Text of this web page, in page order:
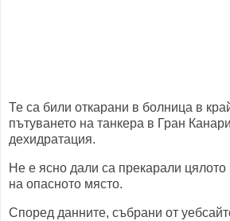
Те са били откарани в болница в
пътуването на танкера в Гран
дехидратация.
Не е ясно дали са прекарали
на опасното място.
Според данните, събрани от